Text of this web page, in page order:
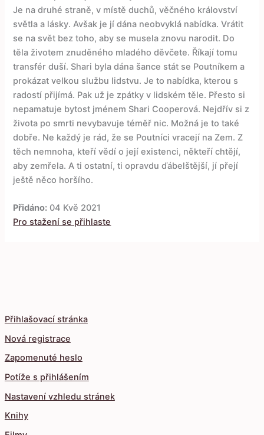
Přihlašovací stránka
Nová registrace
Zapomenuté heslo
Potíže s přihlášením
Nastavení vzhledu stránek
Knihy
Je na druhé straně, v místě duchů, věčného království
světla a lásky. Avšak je jí dána neobvyklá nabídka. Vrátit
se na svět bez toho, aby se musela znovu narodit. Do
těla životem znuděného mladého děvčete. Říkají tomu
transfér duší. Shari byla dána šance stát se Poutníkem a
prokázat velkou službu lidstvu. Je to nabídka, kterou s
radostí přijímá. Pak už je zpátky v lidském těle. Přesto si
nepamatuje bytost jménem Shari Cooperová. Nejdřív si z
života po smrti nevybavuje téměř nic. Možná je to také
dobře. Ne každý je rád, že se Poutníci vracejí na Zem. Z
těch nemnoha, kteří vědí o její existenci, někteří chtějí,
aby zemřela. A ti ostatní, ti opravdu ďábelštější, jí přejí
ještě něco horšího.
Přidáno: 04 Kvě 2021
Pro stažení se přihlaste